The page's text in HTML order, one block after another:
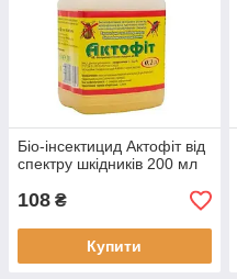
Біо-інсектицид Актофіт від
спектру шкідників 200 мл
108 ₴
Купити